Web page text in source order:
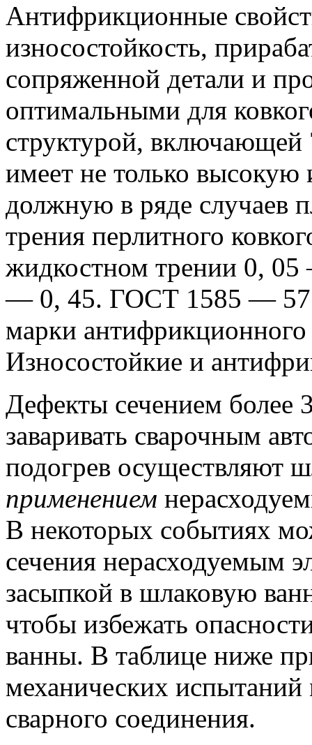
Антифрикционные
износостойкость,
сопряженной детали и
оптимальными для
структурой,
имеет не только высокую
должную в ряде случаев
трения перлитного
жидкостном трении 0,
— 0, 45. ГОСТ 1585 — 57
марки
Износостойкие и
Дефекты сечением более
заваривать сварочным
подогрев осуществляют
применением
В некоторых событиях
сечения нерасходуемым
засыпкой в шлаковую
чтобы избежать
ванны. В таблице ниже
механических
сварного соединения.